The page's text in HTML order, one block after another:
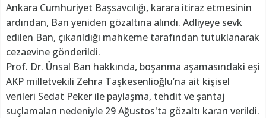
Ankara Cumhuriyet Başsavcılığı, karara itiraz etmesinin
ardından, Ban yeniden gözaltına alındı. Adliyeye sevk
edilen Ban, çıkarıldığı mahkeme tarafından tutuklanarak
cezaevine gönderildi.
Prof. Dr. Ünsal Ban hakkında, boşanma aşamasındaki eşi
AKP milletvekili Zehra Taşkesenlioğlu’na ait kişisel
verileri Sedat Peker ile paylaşma, tehdit ve şantaj
suçlamaları nedeniyle 29 Ağustos'ta gözaltı kararı verildi.